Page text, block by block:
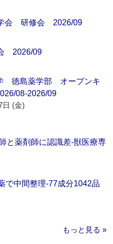
学会 研修会 2026/09
2026/09
徳島薬学部 オープンキ
08-2026/09
日 (金)
と薬剤師に認識差‐獣医療専
で中間整理‐77成分1042品
もっと見る »